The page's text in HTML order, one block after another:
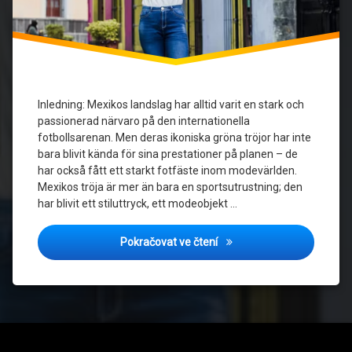
Inledning: Mexikos landslag har alltid varit en stark och
passionerad närvaro på den internationella
fotbollsarenan. Men deras ikoniska gröna tröjor har inte
bara blivit kända för sina prestationer på planen – de
har också fått ett starkt fotfäste inom modevärlden.
Mexikos tröja är mer än bara en sportsutrustning; den
har blivit ett stiluttryck, ett modeobjekt …
Pokračovat ve čteníTrendiga och tidlösa:
fotboll
Mexiko
landslagströjor
Mode
och
Fotboll